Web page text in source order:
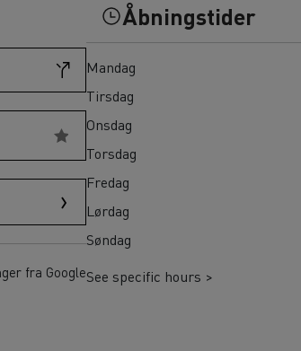
er bedst til fødevarevirksomheder?
din allierede i hverdagen
fra Google
Åbningstider
Mandag
Tirsdag
Onsdag
Torsdag
Fredag
Lørdag
Søndag
See specific hours >